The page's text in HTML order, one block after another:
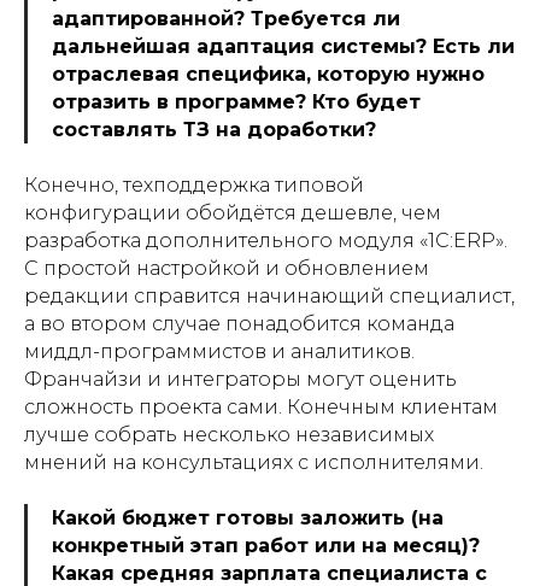
адаптированной? Требуется ли
дальнейшая адаптация системы? Есть ли
отраслевая специфика, которую нужно
отразить в программе? Кто будет
составлять ТЗ на доработки?
Конечно, техподдержка типовой
конфигурации обойдётся дешевле, чем
разработка дополнительного модуля «1С:ERP».
С простой настройкой и обновлением
редакции справится начинающий специалист,
а во втором случае понадобится команда
миддл-программистов и аналитиков.
Франчайзи и интеграторы могут оценить
сложность проекта сами. Конечным клиентам
лучше собрать несколько независимых
мнений на консультациях с исполнителями.
Какой бюджет готовы заложить (на
конкретный этап работ или на месяц)?
Какая средняя зарплата специалиста с